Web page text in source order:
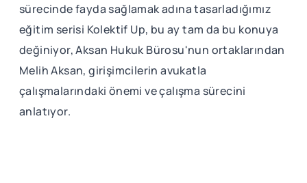
sürecinde fayda sağlamak adına tasarladığımız
eğitim serisi Kolektif Up, bu ay tam da bu konuya
değiniyor, Aksan Hukuk Bürosu'nun ortaklarından
Melih Aksan, girişimcilerin avukatla
çalışmalarındaki önemi ve çalışma sürecini
anlatıyor.